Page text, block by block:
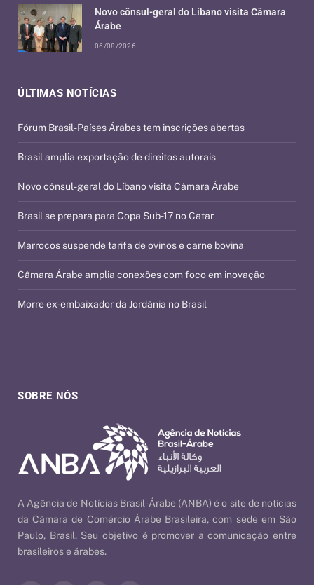
SOBRE NÓS
A Agência de Notícias Brasil-Árabe (ANBA) é o site de notícias
da Câmara de Comércio Árabe Brasileira, com sede em São
Paulo, Brasil. Seu objetivo é promover a comunicação entre
brasileiros e árabes.
ÚLTIMAS NOTÍCIAS
Fórum Brasil-Países Árabes tem inscrições abertas
Brasil amplia exportação de direitos autorais
Novo cônsul-geral do Líbano visita Câmara Árabe
Brasil se prepara para Copa Sub-17 no Catar
Marrocos suspende tarifa de ovinos e carne bovina
Câmara Árabe amplia conexões com foco em inovação
Morre ex-embaixador da Jordânia no Brasil
Novo cônsul-geral do Líbano visita Câmara
Árabe
06/08/2026